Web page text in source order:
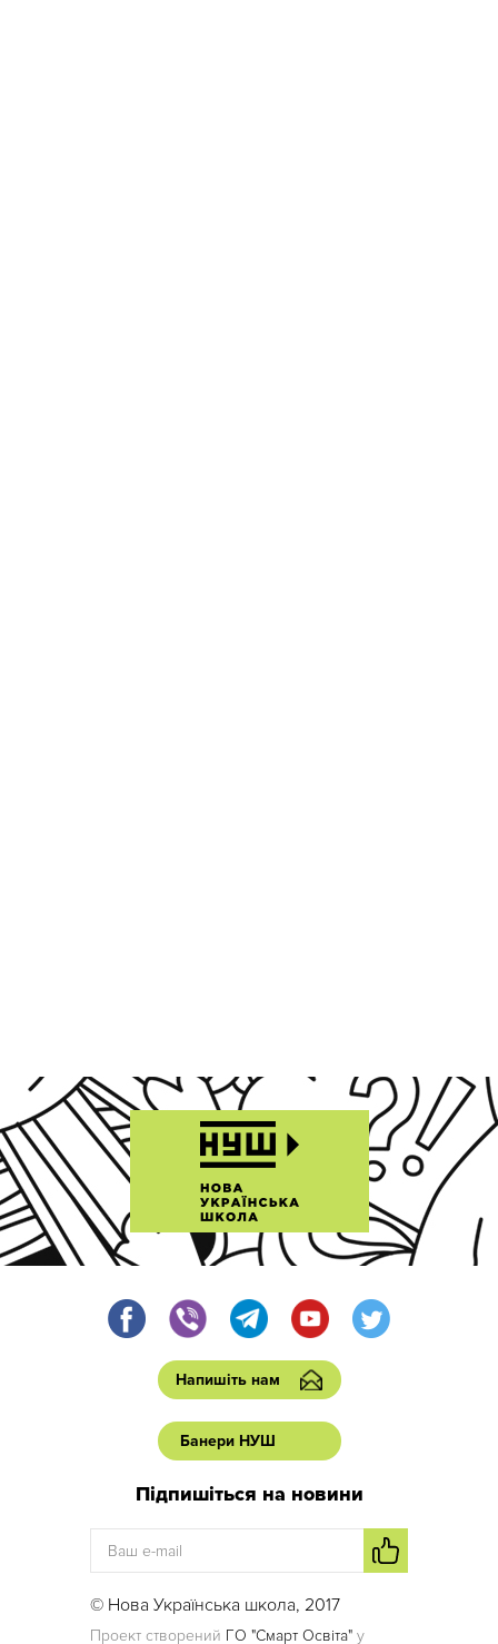
Напишіть нам
Банери НУШ
Підпишіться на новини
© Нова Українська школа, 2017
Проект створений ГО "Смарт Освіта" у